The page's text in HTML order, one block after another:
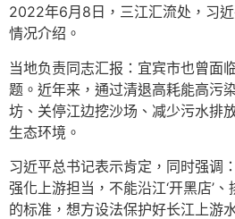
2022年6月8日，三江汇流处，习
情况介绍。
当地负责同志汇报：宜宾市也曾面
题。近年来，通过清退高耗能高污
坊、关停江边挖沙场、减少污水排
生态环境。
习近平总书记表示肯定，同时强调
强化上游担当，不能沿江‘开黑店’
的标准，想方设法保护好长江上游